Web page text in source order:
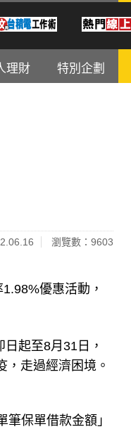
理財 特別企劃
瀏覽數：9603
優惠活動，
起至8月31日，
走過經濟困境。
保單借款金額」